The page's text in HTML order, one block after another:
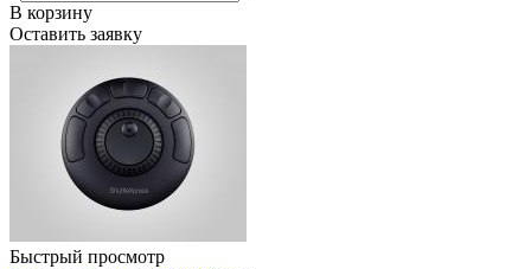
В корзину
Оставить заявку
Быстрый просмотр